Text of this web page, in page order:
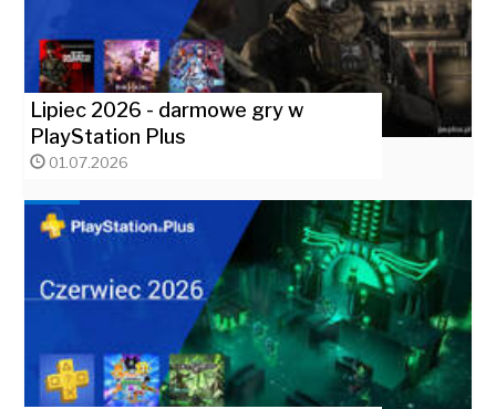
Lipiec 2026 - darmowe gry w
PlayStation Plus
01.07.2026